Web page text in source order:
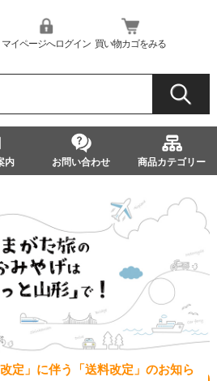
マイページへログイン 買い物カゴをみる
内 お問い合わせ 商品カテゴリー
定」に伴う「送料改定」のお知ら